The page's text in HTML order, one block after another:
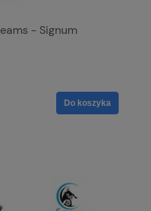
- Signum
Do koszyka